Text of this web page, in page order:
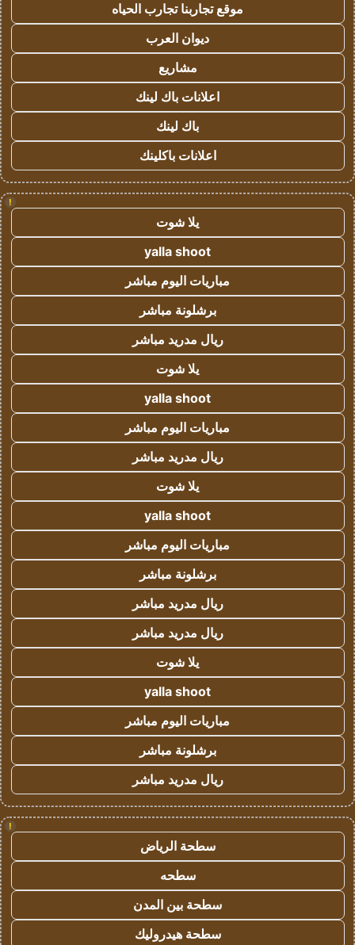
موقع تجاربنا تجارب الحياه
ديوان العرب
مشاريع
اعلانات باك لينك
باك لينك
اعلانات باكلينك
!
يلا شوت
yalla shoot
مباريات اليوم مباشر
برشلونة مباشر
ريال مدريد مباشر
يلا شوت
yalla shoot
مباريات اليوم مباشر
ريال مدريد مباشر
يلا شوت
yalla shoot
مباريات اليوم مباشر
برشلونة مباشر
ريال مدريد مباشر
ريال مدريد مباشر
يلا شوت
yalla shoot
مباريات اليوم مباشر
برشلونة مباشر
ريال مدريد مباشر
!
سطحة الرياض
سطحه
سطحة بين المدن
سطحة هيدروليك